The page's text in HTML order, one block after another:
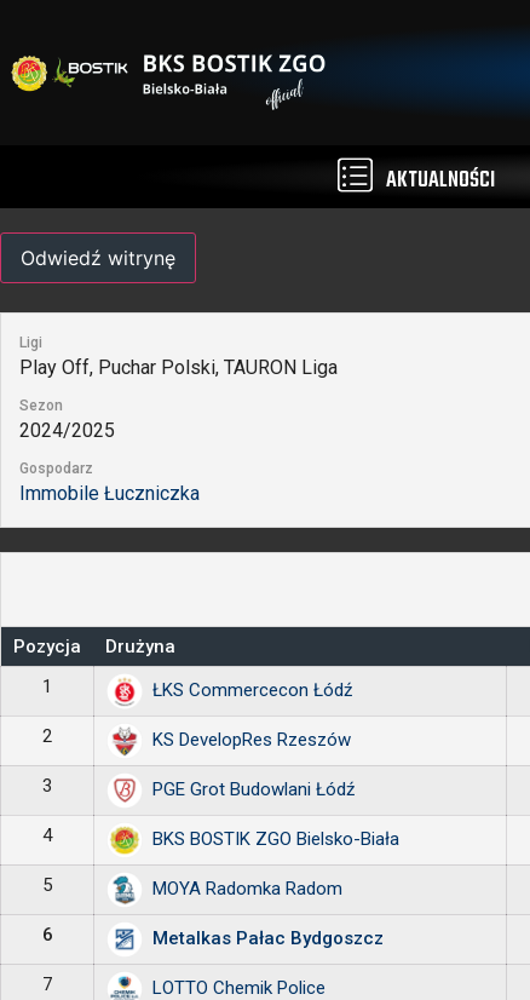
AKTUALNOŚCI
Ligi
Play Off, Puchar Polski, TAURON Liga
Sezon
2024/2025
Gospodarz
Immobile Łuczniczka
Pozycja Drużyna
1
ŁKS Commercecon Łódź
2 KS DevelopRes Rzeszów
3 PGE Grot Budowlani Łódź
4 BKS BOSTIK ZGO Bielsko-Biała
5 MOYA Radomka Radom
6 Metalkas Pałac Bydgoszcz
7 LOTTO Chemik Police